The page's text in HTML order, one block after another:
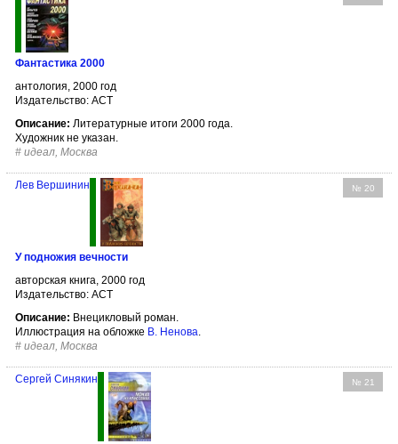
Фантастика 2000
антология, 2000 год
Издательство: АСТ
Описание: Литературные итоги 2000 года.
Художник не указан.
# идеал, Москва
№ 20
Лев Вершинин
У подножия вечности
авторская книга, 2000 год
Издательство: АСТ
Описание: Внецикловый роман.
Иллюстрация на обложке В. Ненова.
# идеал, Москва
№ 21
Сергей Синякин